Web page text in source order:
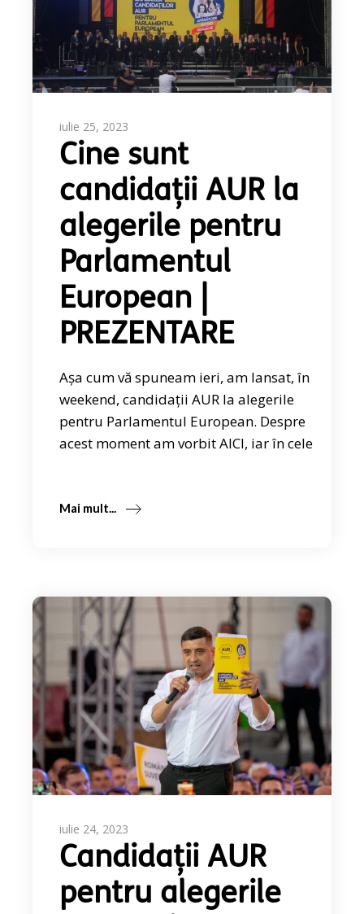
iulie 25, 2023
Cine sunt
candidații AUR la
alegerile pentru
Parlamentul
European |
PREZENTARE
Așa cum vă spuneam ieri, am lansat, în
weekend, candidații AUR la alegerile
pentru Parlamentul European. Despre
acest moment am vorbit AICI, iar în cele
Mai mult...
iulie 24, 2023
Candidații AUR
pentru alegerile